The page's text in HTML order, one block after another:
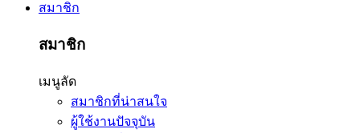
สมาชิก
สมาชิก
เมนูลัด
สมาชิกที่น่าสนใจ
ผู้ใช้งานปัจจุบัน